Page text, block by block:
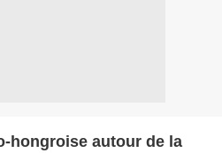
hongroise autour de la